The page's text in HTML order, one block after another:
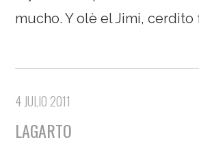
mucho. Y olè el Jimi, cerdito
4 JULIO 2011
LAGARTO